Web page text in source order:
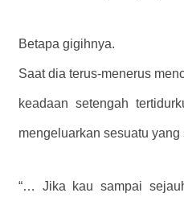
Betapa gigihnya.
Saat dia terus-menerus
keadaan setengah
mengeluarkan sesuatu yang
“… Jika kau sampai